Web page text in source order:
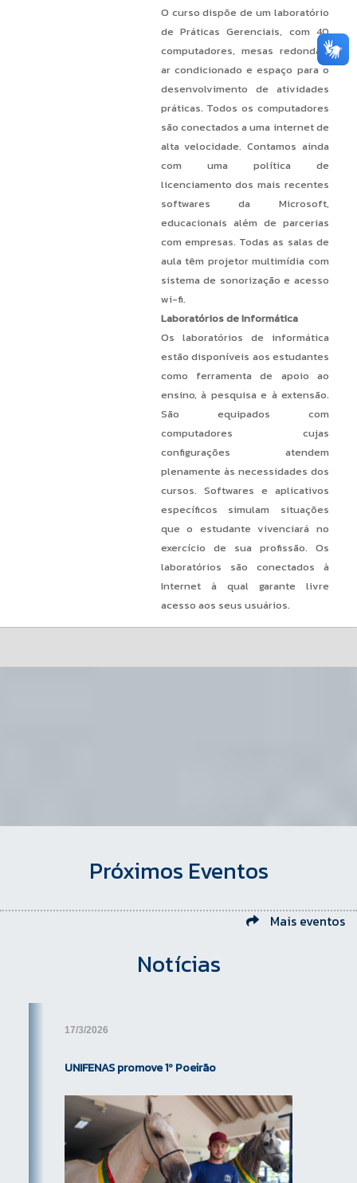
O curso dispõe de um laboratório
de Práticas Gerenciais, com 40
computadores, mesas redondas,
ar condicionado e espaço para o
desenvolvimento de atividades
práticas. Todos os computadores
são conectados a uma internet de
alta velocidade. Contamos ainda
com uma política de
licenciamento dos mais recentes
softwares da Microsoft,
educacionais além de parcerias
com empresas. Todas as salas de
aula têm projetor multimídia com
sistema de sonorização e acesso
wi-fi.
Laboratórios de Informática
Os laboratórios de informática
estão disponíveis aos estudantes
como ferramenta de apoio ao
ensino, à pesquisa e à extensão.
São equipados com
computadores cujas
configurações atendem
plenamente às necessidades dos
cursos. Softwares e aplicativos
específicos simulam situações
que o estudante vivenciará no
exercício de sua profissão. Os
laboratórios são conectados à
Internet à qual garante livre
acesso aos seus usuários.
Próximos Eventos
Mais eventos
Notícias
17/3/2026
UNIFENAS promove 1º Poeirão